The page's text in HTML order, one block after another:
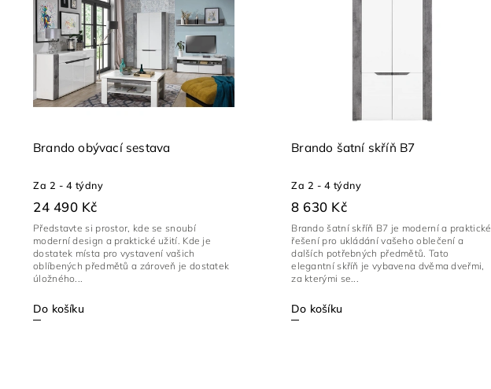
Abecedně
Brando obývací sestava
Za 2 - 4 týdny
24 490 Kč
Do košíku
Představte si prostor, kde se snoubí
moderní design a praktické užití. Kde je
dostatek místa pro vystavení vašich
oblíbených předmětů a zároveň je dostatek
úložného...
Brando šatní skříň B7
Za 2 - 4 týdny
8 630 Kč
Do košíku
Brando šatní skříň B7 je moderní a praktické
řešení pro ukládání vašeho oblečení a
dalších potřebných předmětů. Tato
elegantní skříň je vybavena dvěma dveřmi,
za kterými se...